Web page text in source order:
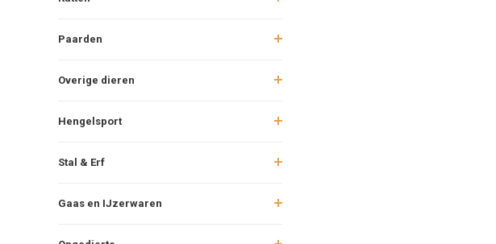
Paarden
Overige dieren
Hengelsport
Stal & Erf
Gaas en IJzerwaren